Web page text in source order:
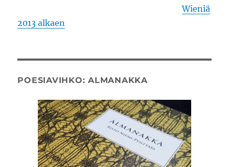
Wieniä
2013 alkaen
POESIAVIHKO: ALMANAKKA